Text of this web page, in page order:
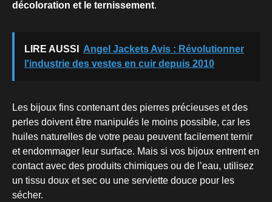
décoloration et le ternissement.
LIRE AUSSI
Angel Jackets Avis : Révolutionner
l'industrie des vestes en cuir depuis 2010
Les bijoux fins contenant des pierres précieuses et des
perles doivent être manipulés le moins possible, car les
huiles naturelles de votre peau peuvent facilement ternir
et endommager leur surface. Mais si vos bijoux entrent en
contact avec des produits chimiques ou de l’eau, utilisez
un tissu doux et sec ou une serviette douce pour les
sécher.